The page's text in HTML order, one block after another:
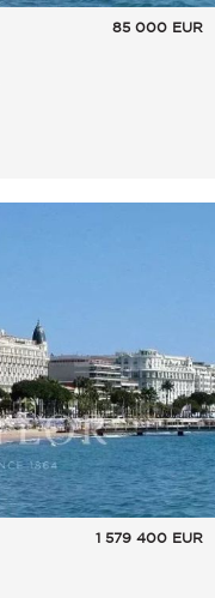
85 000 EUR
1 579 400 EUR